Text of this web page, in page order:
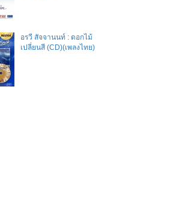
อรวี สัจจานนท์ : ดอกไม้
เปลี่ยนสี (CD)(เพลงไทย)